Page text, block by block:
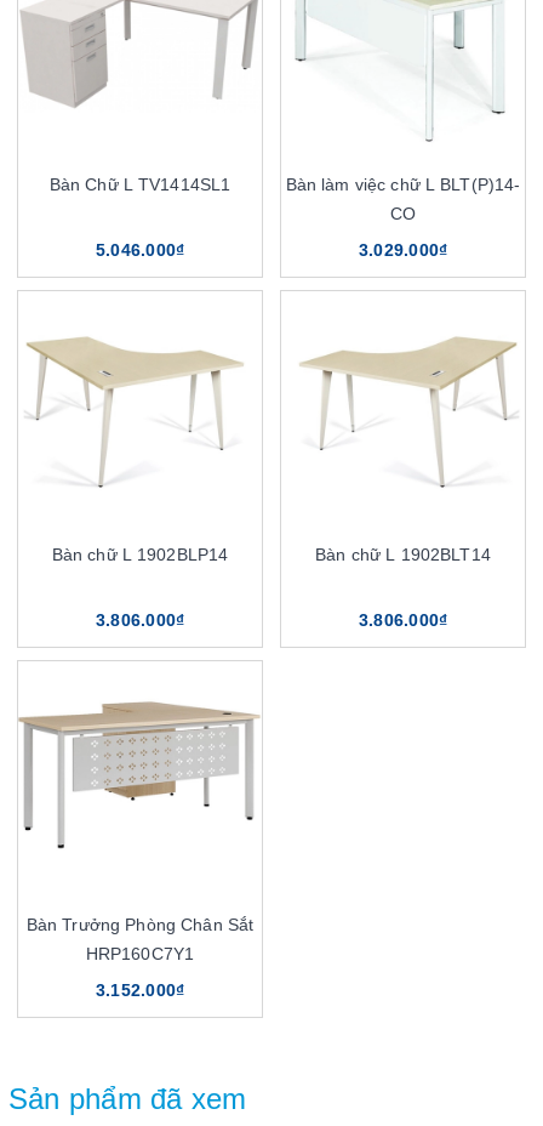
Bàn Chữ L TV1414SL1
5.046.000₫
Bàn làm việc chữ L BLT(P)14-
CO
3.029.000₫
Bàn chữ L 1902BLP14
3.806.000₫
Bàn chữ L 1902BLT14
3.806.000₫
Bàn Trưởng Phòng Chân Sắt
HRP160C7Y1
3.152.000₫
Sản phẩm đã xem